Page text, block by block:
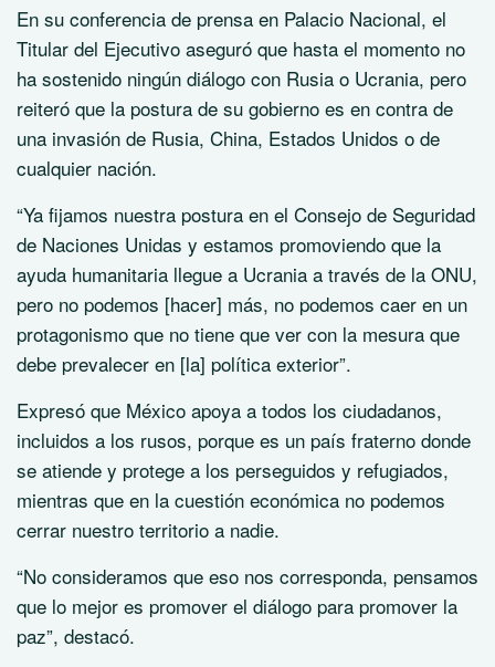
En su conferencia de prensa en Palacio Nacional, el
Titular del Ejecutivo aseguró que hasta el momento no
ha sostenido ningún diálogo con Rusia o Ucrania, pero
reiteró que la postura de su gobierno es en contra de
una invasión de Rusia, China, Estados Unidos o de
cualquier nación.
“Ya fijamos nuestra postura en el Consejo de Seguridad
de Naciones Unidas y estamos promoviendo que la
ayuda humanitaria llegue a Ucrania a través de la ONU,
pero no podemos [hacer] más, no podemos caer en un
protagonismo que no tiene que ver con la mesura que
debe prevalecer en [la] política exterior”.
Expresó que México apoya a todos los ciudadanos,
incluidos a los rusos, porque es un país fraterno donde
se atiende y protege a los perseguidos y refugiados,
mientras que en la cuestión económica no podemos
cerrar nuestro territorio a nadie.
“No consideramos que eso nos corresponda, pensamos
que lo mejor es promover el diálogo para promover la
paz”, destacó.